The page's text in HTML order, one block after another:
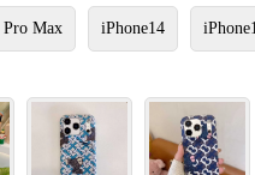
Pro Max iPhone14